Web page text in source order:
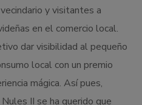
y visitantes a
en el comercio local.
dar visibilidad al pequeño
local con un premio
mágica. Así pues,
II se ha querido que